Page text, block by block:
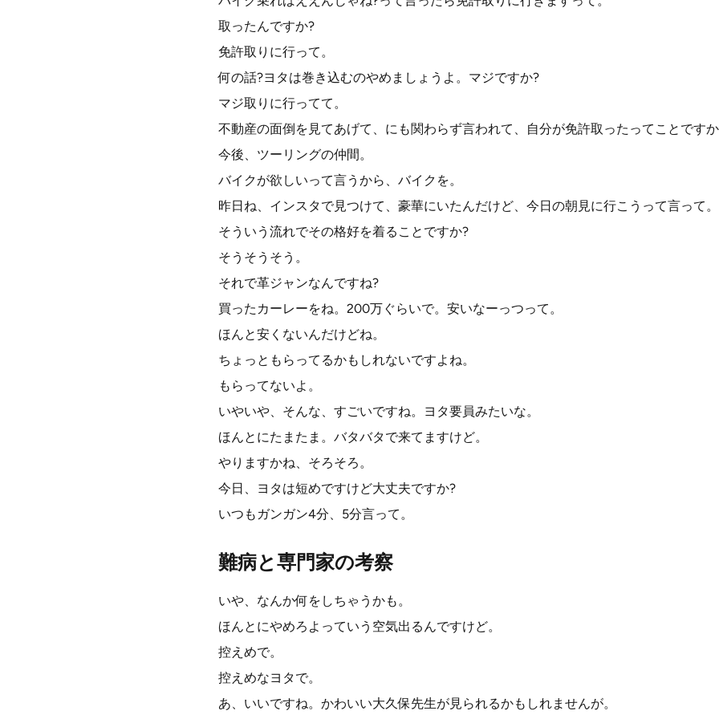
取ったんですか?
免許取りに行って。
何の話?ヨタは巻き込むのやめましょうよ。マジですか?
マジ取りに行ってて。
不動産の面倒を見てあげて、にも関わらず言われて、自分が免許取ったってことです
今後、ツーリングの仲間。
バイクが欲しいって言うから、バイクを。
昨日ね、インスタで見つけて、豪華にいたんだけど、今日の朝見に行こうって言って。
そういう流れでその格好を着ることですか?
そうそうそう。
それで革ジャンなんですね?
買ったカーレーをね。200万ぐらいで。安いなーっつって。
ほんと安くないんだけどね。
ちょっともらってるかもしれないですよね。
もらってないよ。
いやいや、そんな、すごいですね。ヨタ要員みたいな。
ほんとにたまたま。バタバタで来てますけど。
やりますかね、そろそろ。
今日、ヨタは短めですけど大丈夫ですか?
いつもガンガン4分、5分言って。
難病と専門家の考察
いや、なんか何をしちゃうかも。
ほんとにやめろよっていう空気出るんですけど。
控えめで。
控えめなヨタで。
あ、いいですね。かわいい大久保先生が見られるかもしれませんが。